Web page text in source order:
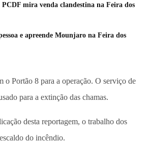
mira venda clandestina na Feira dos
e apreende Mounjaro na Feira dos
o Portão 8 para a operação. O serviço de
para a extinção das chamas.
desta reportagem, o trabalho dos
do incêndio.